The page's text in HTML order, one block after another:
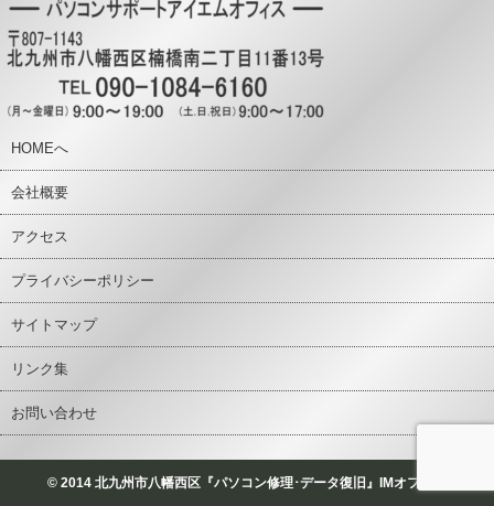
HOMEへ
会社概要
アクセス
プライバシーポリシー
サイトマップ
リンク集
お問い合わせ
© 2014 北九州市八幡西区『パソコン修理･データ復旧』IMオフィス